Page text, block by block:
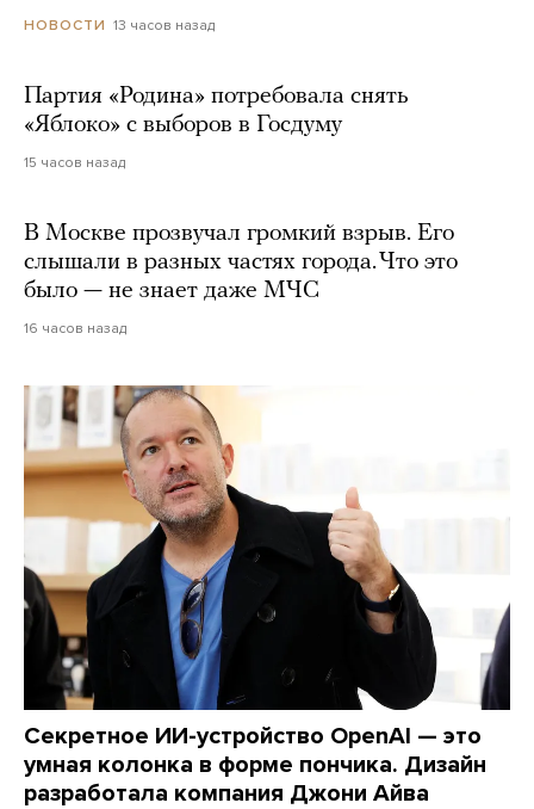
НОВОСТИ 13 часов назад
Партия «Родина» потребовала снять
«Яблоко» с выборов в Госдуму
15 часов назад
В Москве прозвучал громкий взрыв. Его
слышали в разных частях города. Что это
было — не знает даже МЧС
16 часов назад
Секретное ИИ-устройство OpenAI — это
умная колонка в форме пончика. Дизайн
разработала компания Джони Айва